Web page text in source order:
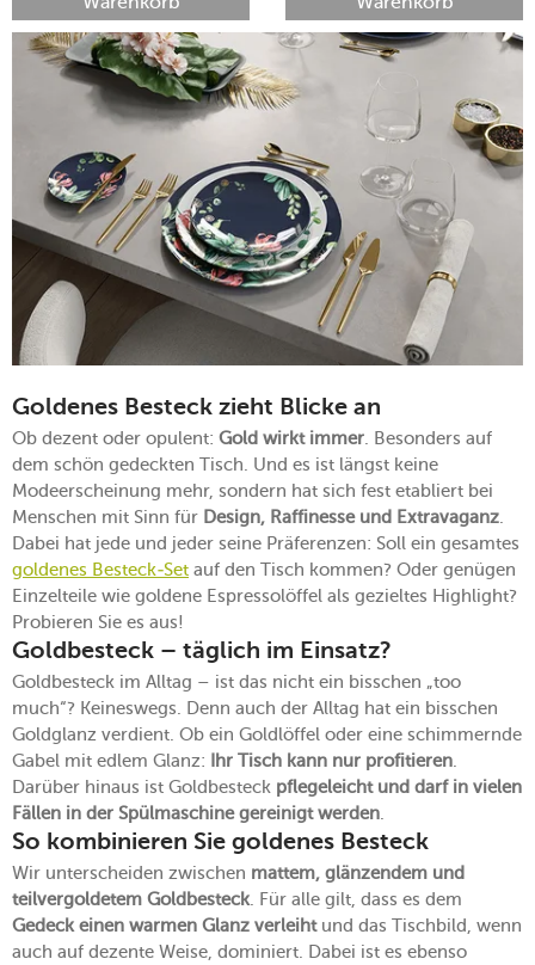
Goldenes Besteck zieht Blicke an
Ob dezent oder opulent: Gold wirkt immer. Besonders auf
dem schön gedeckten Tisch. Und es ist längst keine
Modeerscheinung mehr, sondern hat sich fest etabliert bei
Menschen mit Sinn für Design, Raffinesse und Extravaganz.
Dabei hat jede und jeder seine Präferenzen: Soll ein gesamtes
goldenes Besteck-Set auf den Tisch kommen? Oder genügen
Einzelteile wie goldene Espressolöffel als gezieltes Highlight?
Probieren Sie es aus!
Goldbesteck – täglich im Einsatz?
Goldbesteck im Alltag – ist das nicht ein bisschen „too
much“? Keineswegs. Denn auch der Alltag hat ein bisschen
Goldglanz verdient. Ob ein Goldlöffel oder eine schimmernde
Gabel mit edlem Glanz: Ihr Tisch kann nur profitieren.
Darüber hinaus ist Goldbesteck pflegeleicht und darf in vielen
Fällen in der Spülmaschine gereinigt werden.
So kombinieren Sie goldenes Besteck
Wir unterscheiden zwischen mattem, glänzendem und
teilvergoldetem Goldbesteck. Für alle gilt, dass es dem
Gedeck einen warmen Glanz verleihtund das Tischbild, wenn
auch auf dezente Weise, dominiert. Dabei ist es ebenso